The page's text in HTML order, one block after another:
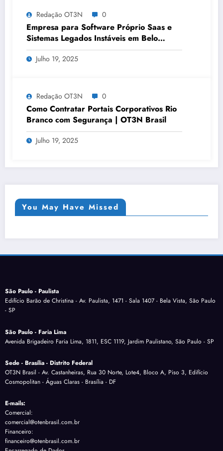
Redação OT3N 0
Empresa para Software Próprio Saas e
Sistemas Legados Instáveis em Belo
Horizonte | OT3N Brasil – Guia 3449
Julho 19, 2025
Redação OT3N 0
Como Contratar Portais Corporativos Rio
Branco com Segurança | OT3N Brasil
Julho 19, 2025
You May Have Missed
São Paulo - Paulista
Edifício Barão de Christina - Av. Paulista, 1471 - Sala 1407 - Bela Vista, São Paulo
- SP
São Paulo - Faria Lima
Avenida Brigadeiro Faria Lima, 1811, ESC 1119, Jardim Paulistano, São Paulo - SP
Sede - Brasília - Distrito Federal
OT3N Brasil - Av. Castanheiras, Rua 30 Norte, Lote4, Bloco A, Piso 3, Edifício
Cosmopolitan - Águas Claras - Brasília - DF
E-mails:
Comercial:
comercial@otenbrasil.com.br
Financeiro:
financeiro@otenbrasil.com.br